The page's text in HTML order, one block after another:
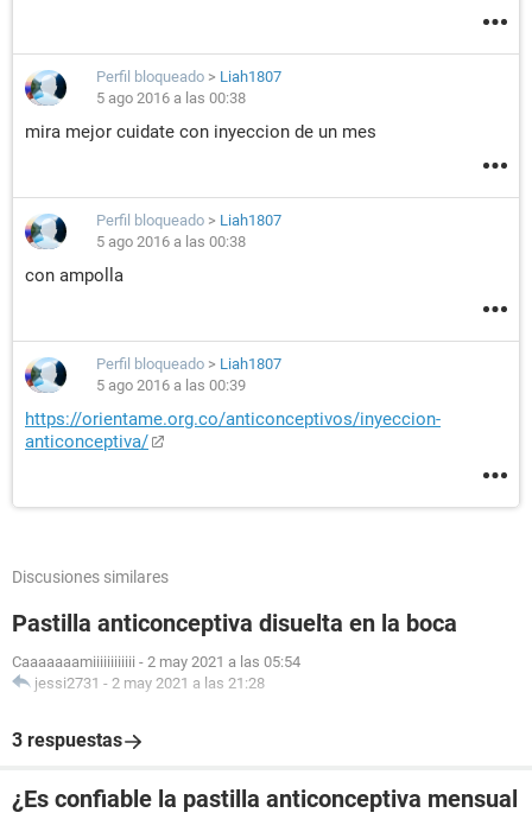
Perfil bloqueado > Liah1807
5 ago 2016 a las 00:38
mira mejor cuidate con inyeccion de un mes
Perfil bloqueado > Liah1807
5 ago 2016 a las 00:38
con ampolla
Perfil bloqueado > Liah1807
5 ago 2016 a las 00:39
https://orientame.org.co/anticonceptivos/inyeccion-
anticonceptiva/
Discusiones similares
Pastilla anticonceptiva disuelta en la boca
Caaaaaaamiiiiiiiiiiii - 2 may 2021 a las 05:54
jessi2731 - 2 may 2021 a las 21:28
3 respuestas
¿Es confiable la pastilla anticonceptiva mensual